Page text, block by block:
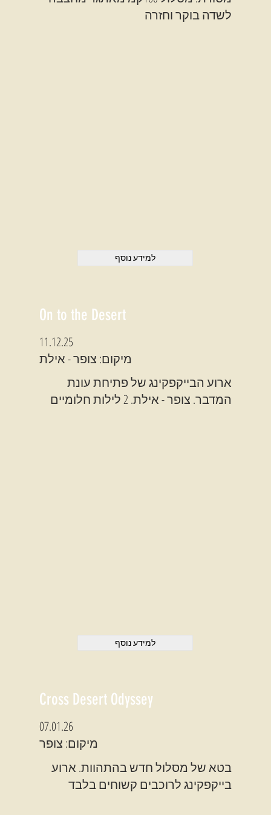
לשדה בוקר וחזרה
למידע נוסף
On to the Desert
11.12.25
מיקום: צופר - אילת
ארוע הבייקפקינג של פתיחת עונת
המדבר. צופר - אילת. 2 לילות חלומיים
למידע נוסף
Cross Desert Odyssey
07.01.26
מיקום: צופר
בטא של מסלול חדש בהתהוות. ארוע
בייקפקינג לרוכבים קשוחים בלבד